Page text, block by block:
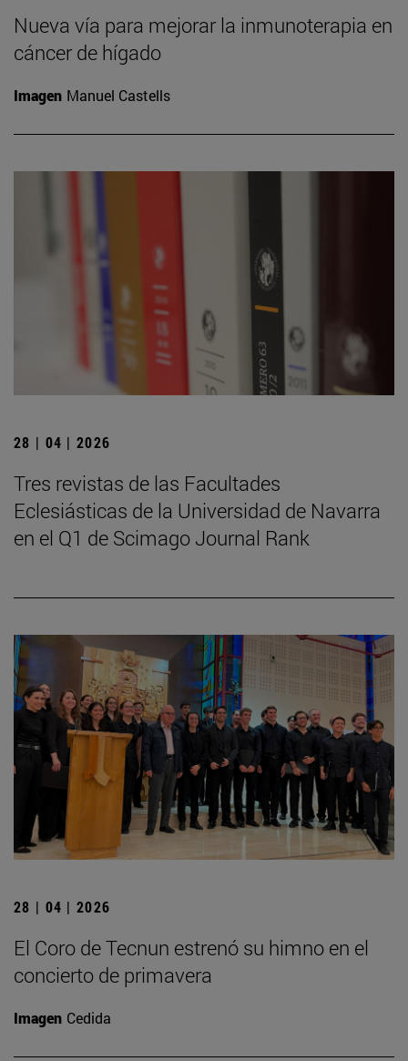
Nueva vía para mejorar la inmunoterapia en
cáncer de hígado
Imagen Manuel Castells
28 | 04 | 2026
Tres revistas de las Facultades
Eclesiásticas de la Universidad de Navarra
en el Q1 de Scimago Journal Rank
28 | 04 | 2026
El Coro de Tecnun estrenó su himno en el
concierto de primavera
Imagen Cedida